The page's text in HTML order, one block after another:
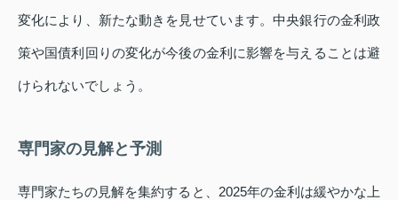
変化により、新たな動きを見せています。中央銀行の金利政
策や国債利回りの変化が今後の金利に影響を与えることは避
けられないでしょう。
専門家の見解と予測
専門家たちの見解を集約すると、2025年の金利は緩やかな上